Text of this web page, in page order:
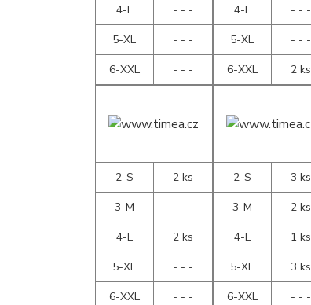
4-L
- - -
5-XL
- - -
6-XXL
- - -
4-L
- - -
5-XL
- - -
6-XXL
2 ks
2-S
2 ks
3-M
- - -
4-L
2 ks
5-XL
- - -
6-XXL
- - -
2-S
3 ks
3-M
2 ks
4-L
1 ks
5-XL
3 ks
6-XXL
- - -